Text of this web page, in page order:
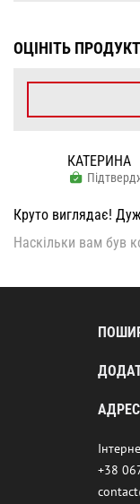
ОЦІНІТЬ ПРОДУКТ
КАТЕРИНА
Круто виглядає!
Наскільки вам був
+38